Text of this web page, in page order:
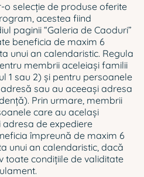
o selecție de produse oferite
acestea fiind
paginii “Galeria de Caoduri”
beneficia de maxim 6
unui an calendaristic. Regula
membrii aceleiași familii
1 sau 2) și pentru persoanele
sau au aceeași adresa
Prin urmare, membrii
care au același
de expediere
împreună de maxim 6
unui an calendaristic, dacă
toate condițiile de validitate